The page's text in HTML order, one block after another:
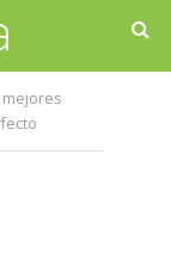
mejores